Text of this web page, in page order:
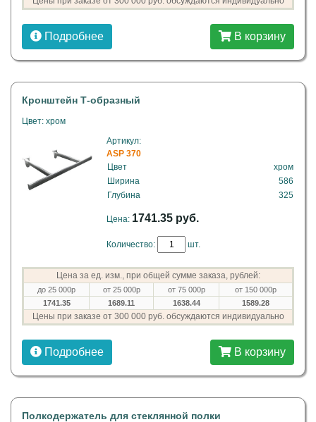
Подробнее В корзину
Кронштейн Т-образный
Цвет: хром
Артикул:
ASP 370
Цвет
хром
Ширина
586
Глубина
325
Цена: 1741.35 руб.
Количество: шт.
Цена за ед. изм., при общей сумме заказа, рублей:
до 25 000р от 25 000р от 75 000р
от 150 000р
1741.35
1689.11 1638.44 1589.28
Цены при заказе от 300 000 руб. обсуждаются индивидуально
Подробнее В корзину
Полкодержатель для стеклянной полки